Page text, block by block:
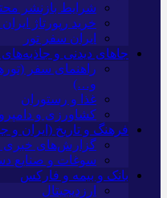
شرایط بازنشر
خرید رپورتاژ
ایران سفر تور
جاهای دیدنی و
راهنمای سفر
و…)
غذا و رستوران
کشاورزی و
فرهنگ و تاریخ (ایران و
گزارش‌های خبری
سوغات و صنایع
بانک و بیمه و فارکس
ارزدیجیتال